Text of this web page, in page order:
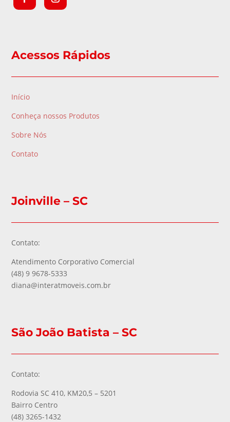
Acessos Rápidos
Início
Conheça nossos Produtos
Sobre Nós
Contato
Joinville – SC
Contato:
Atendimento Corporativo Comercial
(48) 9 9678-5333
diana@interatmoveis.com.br
São João Batista – SC
Contato:
Rodovia SC 410, KM20,5 – 5201
Bairro Centro
(48) 3265-1432